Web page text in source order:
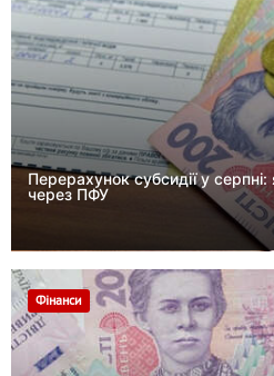
Перерахунок субсидії у
через ПФУ
Фінанси